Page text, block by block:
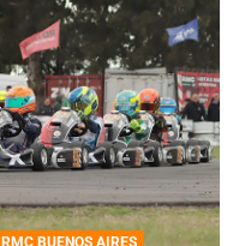
RMC BUENOS AIRES